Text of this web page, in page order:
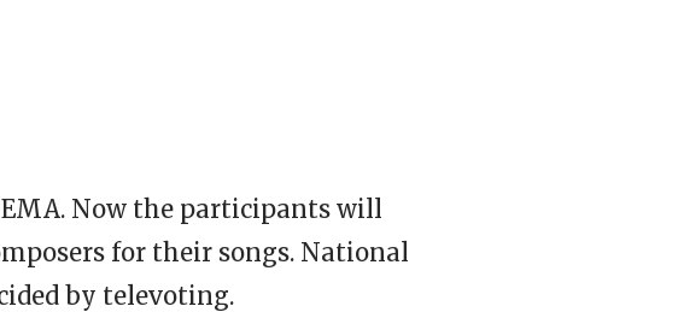
EMA. Now the participants will
for their songs. National
by televoting.